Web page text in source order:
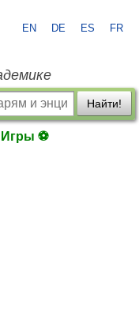
EN DE ES FR
Найти!
Игры ⚽